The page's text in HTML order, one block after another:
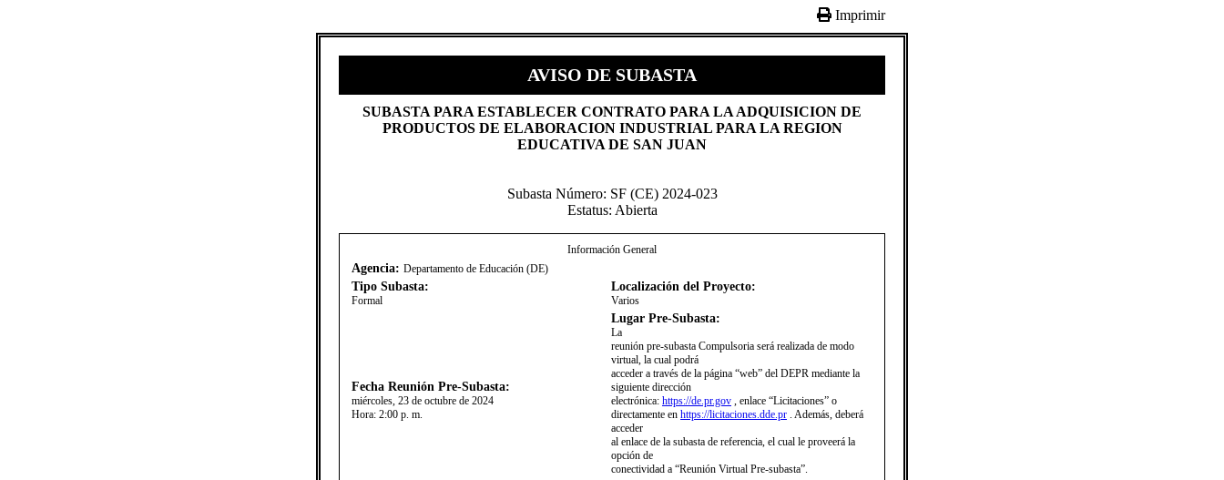
Imprimir
AVISO DE SUBASTA
​SUBASTA PARA ESTABLECER CONTRATO PARA LA ADQUISICION DE
PRODUCTOS DE ELABORACION INDUSTRIAL PARA LA REGION
EDUCATIVA DE SAN JUAN
Subasta Número: SF (CE) 2024-023
Estatus: Abierta
Información General
Agencia: Departamento de Educación (DE)
Tipo Subasta:
Formal
Localización del Proyecto:
Varios
Fecha Reunión Pre-Subasta:
miércoles, 23 de octubre de 2024
Hora: 2:00 p. m.
Lugar Pre-Subasta:
​La
reunión pre-subasta Compulsoria será realizada de modo
virtual, la cual podrá
acceder a través de la página “web” del DEPR mediante la
siguiente dirección
electrónica: https://de.pr.gov , enlace “Licitaciones” o
directamente en https://licitaciones.dde.pr . Además, deberá
acceder
al enlace de la subasta de referencia, el cual le proveerá la
opción de
conectividad a “Reunión Virtual Pre-subasta”. ​